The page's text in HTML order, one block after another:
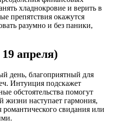
хладнокровие и верить в
препятствия окажутся
разумно и без паники,
апреля)
день, благоприятный для
Интуиция подскажет
обстоятельства помогут
жизни наступает гармония,
романтического свидания или